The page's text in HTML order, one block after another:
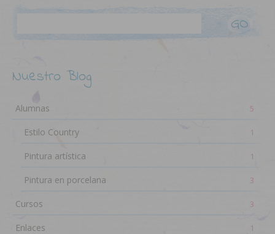
Nuestro Blog
Alumnas 5
Estilo Country 1
Pintura artística 1
Pintura en porcelana 3
Cursos 3
Enlaces 1